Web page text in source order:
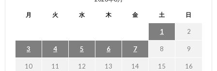
月 火 水 木 金 土 日
1 2
3 4 5 6 7 8 9
10 11 12 13 14 15 16